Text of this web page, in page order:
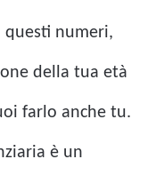
questi numeri,
della tua età
farlo anche tu.
è un